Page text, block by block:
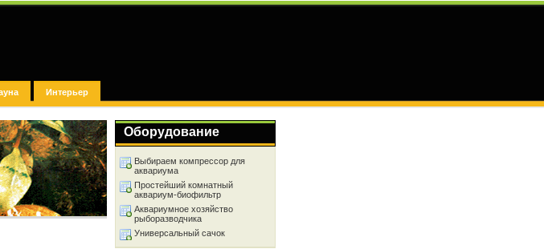
Интерьер
Оборудование
Выбираем компрессор для
аквариума
Простейший комнатный
аквариум-биофильтр
Аквариумное хозяйство
рыборазводчика
Универсальный сачок